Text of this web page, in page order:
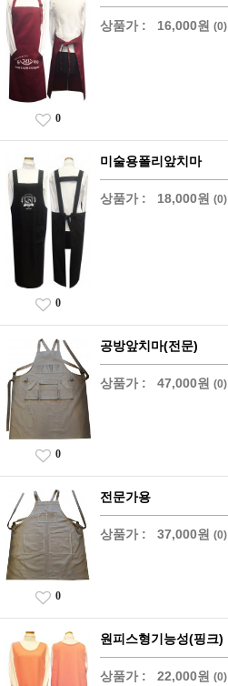
상품가 : 16,000원 (0)
0
미술용폴리앞치마
상품가 : 18,000원 (0)
0
공방앞치마(전문)
상품가 : 47,000원 (0)
0
전문가용
상품가 : 37,000원 (0)
0
원피스형기능성(핑크)
상품가 : 22,000원 (0)